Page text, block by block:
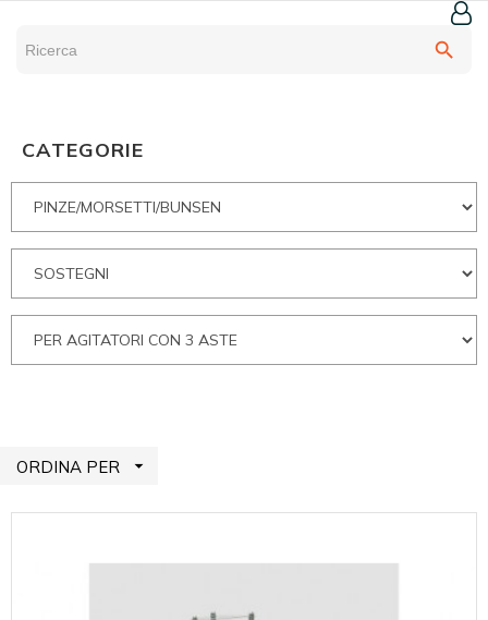
search
CATEGORIE
ORDINA PER 